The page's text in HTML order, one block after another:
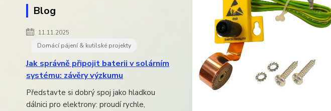
Blog
11.11.2025
Domácí pájení & kutilské projekty
Jak správně připojit baterii v solárním
systému: závěry výzkumu
Představte si dobrý spoj jako hladkou
dálnici pro elektrony: proudí rychle,